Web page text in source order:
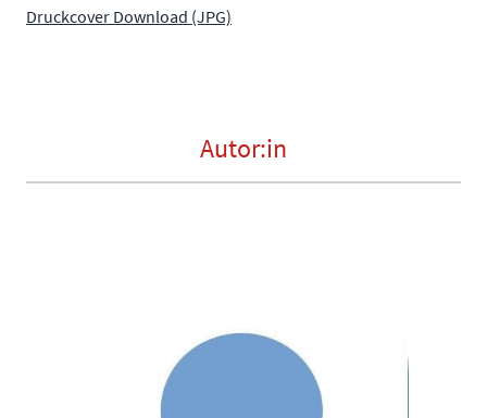
Druckcover Download (JPG)
Autor:in